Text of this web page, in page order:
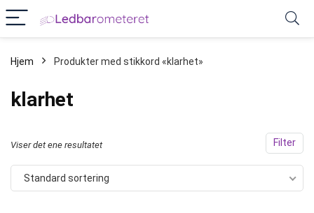
Hjem Produkter med stikkord «klarhet»
klarhet
Filter
Viser det ene resultatet
Standard sortering